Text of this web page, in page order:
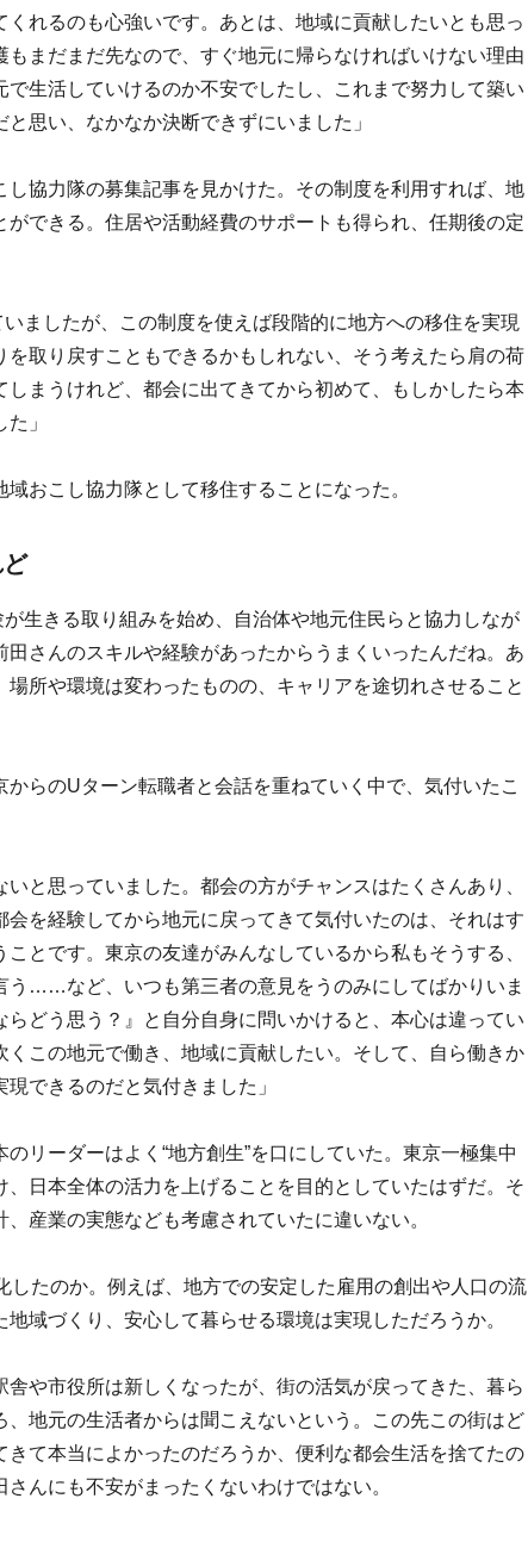
れるのも心強いです。あとは、地域に貢献したいとも思っ
まだまだ先なので、すぐ地元に帰らなければいけない理由
生活していけるのか不安でしたし、これまで努力して築い
思い、なかなか決断できずにいました」
協力隊の募集記事を見かけた。その制度を利用すれば、地
できる。住居や活動経費のサポートも得られ、任期後の定
ましたが、この制度を使えば段階的に地方への移住を実現
取り戻すこともできるかもしれない、そう考えたら肩の荷
まうけれど、都会に出てきてから初めて、もしかしたら本
」
おこし協力隊として移住することになった。
生きる取り組みを始め、自治体や地元住民らと協力しなが
さんのスキルや経験があったからうまくいったんだね。あ
所や環境は変わったものの、キャリアを途切れさせること
らのUターン転職者と会話を重ねていく中で、気付いたこ
と思っていました。都会の方がチャンスはたくさんあり、
を経験してから地元に戻ってきて気付いたのは、それはす
とです。東京の友達がみんなしているから私もそうする、
う……など、いつも第三者の意見をうのみにしてばかりいま
どう思う？』と自分自身に問いかけると、本心は違ってい
この地元で働き、地域に貢献したい。そして、自ら働きか
できるのだと気付きました」
リーダーはよく“地方創生”を口にしていた。東京一極集中
日本全体の活力を上げることを目的としていたはずだ。そ
産業の実態なども考慮されていたに違いない。
したのか。例えば、地方での安定した雇用の創出や人口の流
域づくり、安心して暮らせる環境は実現しただろうか。
や市役所は新しくなったが、街の活気が戻ってきた、暮ら
地元の生活者からは聞こえないという。この先この街はど
て本当によかったのだろうか、便利な都会生活を捨てたの
んにも不安がまったくないわけではない。